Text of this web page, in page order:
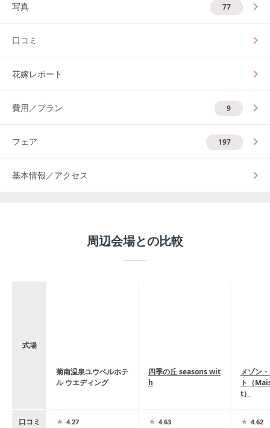
写真 77
口コミ
花嫁レポート
費用／プラン 9
フェア 197
基本情報／アクセス
周辺会場との比較
式場
菊南温泉ユウベルホテ
ル ウエディング
四季の丘 seasons wit
h
メゾン
ト（
t）
口コミ 4.27 4.63 4.62